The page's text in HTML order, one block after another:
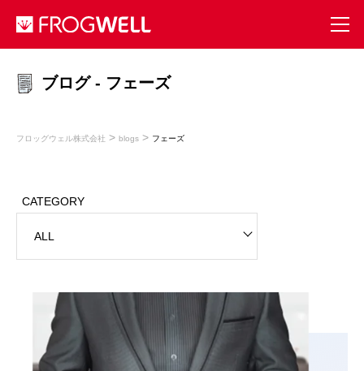
ブログ - フェーズ
フロッグウェル株式会社 > blogs > フェーズ
CATEGORY